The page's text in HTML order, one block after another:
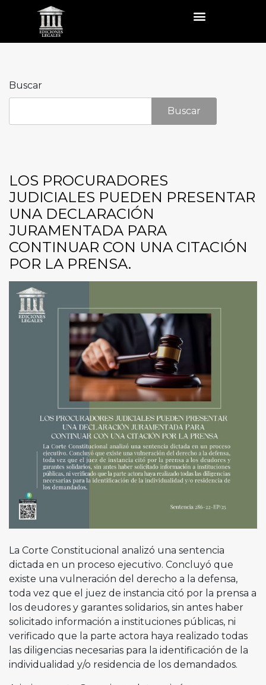
Buscar
Buscar
LOS PROCURADORES
JUDICIALES PUEDEN PRESENTAR
UNA DECLARACIÓN
JURAMENTADA PARA
CONTINUAR CON UNA CITACIÓN
POR LA PRENSA.
La Corte Constitucional analizó una sentencia
dictada en un proceso ejecutivo. Concluyó que
existe una vulneración del derecho a la defensa,
toda vez que el juez de instancia citó por la prensa a
los deudores y garantes solidarios, sin antes haber
solicitado información a instituciones públicas, ni
verificado que la parte actora haya realizado todas
las diligencias necesarias para la identificación de la
individualidad y/o residencia de los demandados.